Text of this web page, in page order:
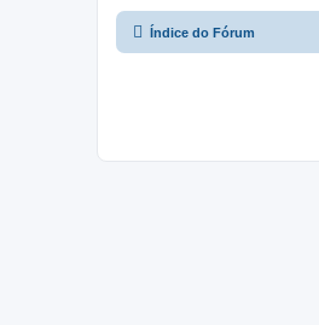
Índice do Fórum